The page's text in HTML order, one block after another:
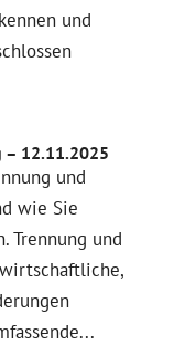
und
– 12.11.2025
und
wie Sie
Trennung und